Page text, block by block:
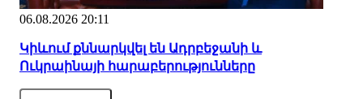
06.08.2026 20:11
Կիևում քննարկվել են Ադրբեջանի և
Ուկրաինայի հարաբերությունները